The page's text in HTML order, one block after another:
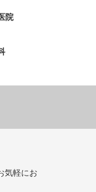
院
気軽にお